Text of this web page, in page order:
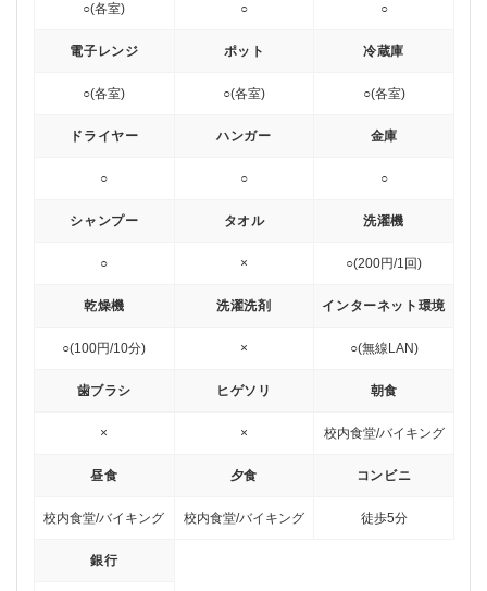
○(各室) ○ ○
電子レンジ
○(各室)
ポット
○(各室)
冷蔵庫
○(各室)
ドライヤー
○
ハンガー
○
金庫
○
シャンプー
○
タオル
×
洗濯機
○(200円/1回)
乾燥機
○(100円/10分)
洗濯洗剤
×
インターネット環境
○(無線LAN)
歯ブラシ
×
ヒゲソリ
×
朝食
校内食堂/バイキング
昼食
校内食堂/バイキング
夕食
校内食堂/バイキング
コンビニ
徒歩5分
銀行